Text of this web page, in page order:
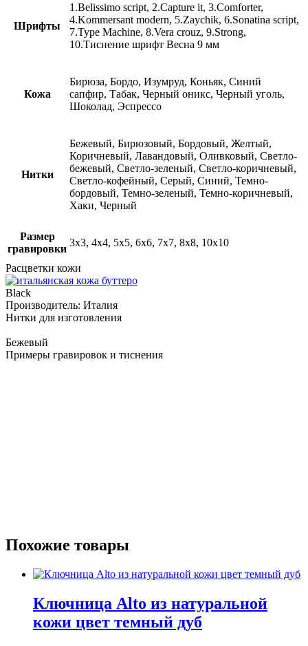
Шрифты
1.Belissimo script, 2.Capture it, 3.Comforter,
4.Kommersant modern, 5.Zaychik, 6.Sonatina script,
7.Type Machine, 8.Vera crouz, 9.Strong,
10.Тиснение шрифт Весна 9 мм
Кожа
Бирюза, Бордо, Изумруд, Коньяк, Синий
сапфир, Табак, Черный оникс, Черный уголь,
Шоколад, Эспрессо
Нитки
Бежевый, Бирюзовый, Бордовый, Желтый,
Коричневый, Лавандовый, Оливковый, Светло-
бежевый, Светло-зеленый, Светло-коричневый,
Светло-кофейный, Серый, Синий, Темно-
бордовый, Темно-зеленый, Темно-коричневый,
Хаки, Черный
Размер
гравировки
3х3, 4х4, 5х5, 6х6, 7х7, 8х8, 10х10
Расцветки кожи
Black
Производитель: Италия
Нитки для изготовления
Бежевый
Примеры гравировок и тиснения
Похожие товары
Ключница Аlto из натуральной
кожи цвет темный дуб